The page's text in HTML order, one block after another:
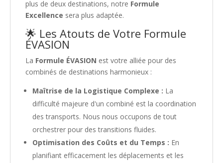
plus de deux destinations, notre Formule
Excellence sera plus adaptée.
🌟 Les Atouts de Votre Formule
ÉVASION
La Formule ÉVASION est votre alliée pour des
combinés de destinations harmonieux :
Maîtrise de la Logistique Complexe : La
difficulté majeure d'un combiné est la coordination
des transports. Nous nous occupons de tout
orchestrer pour des transitions fluides.
Optimisation des Coûts et du Temps : En
planifiant efficacement les déplacements et les